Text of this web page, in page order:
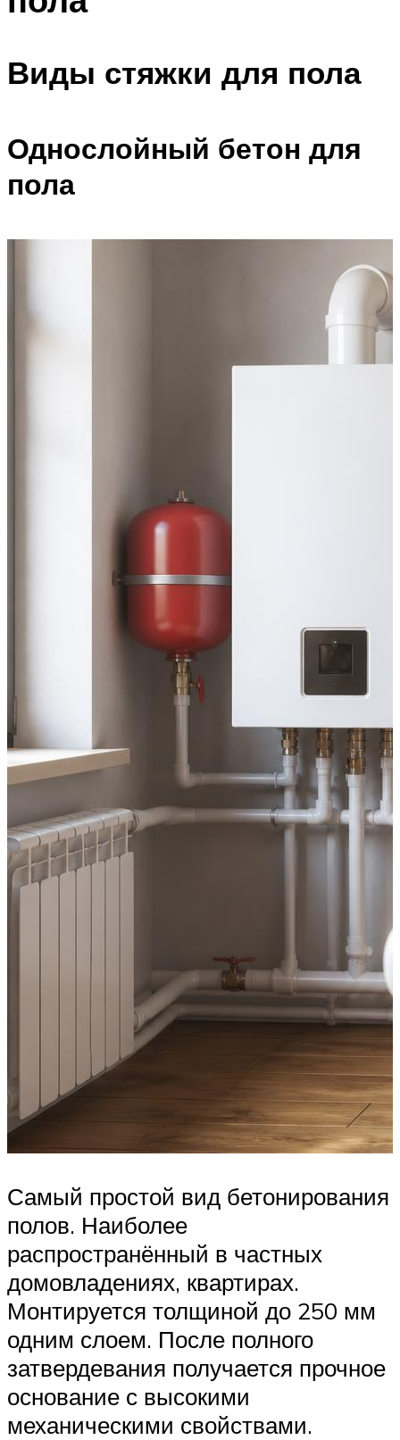
Виды стяжки для пола
Однослойный бетон для
пола
Самый простой вид бетонирования
полов. Наиболее
распространённый в частных
домовладениях, квартирах.
Монтируется толщиной до 250 мм
одним слоем. После полного
затвердевания получается прочное
основание с высокими
механическими свойствами.